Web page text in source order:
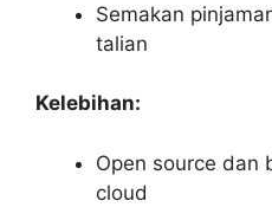
Semakan
talian
Kelebihan:
Open source dan
cloud